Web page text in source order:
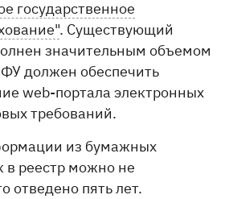
государственное
. Существующий
значительным объемом
должен обеспечить
web-портала электронных
требований.
из бумажных
в реестр можно не
отведено пять лет.